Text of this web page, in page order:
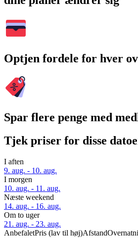
Optjen fordele for hver
Spar flere penge med
Tjek priser for disse
I aften
9. aug. - 10. aug.
I morgen
10. aug. - 11. aug.
Næste weekend
14. aug. - 16. aug.
Om to uger
21. aug. - 23. aug.
AnbefaletPris (lav til høj)Afstand